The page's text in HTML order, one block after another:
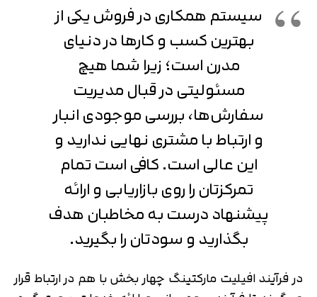
سیستم همکاری در فروش یکی از
بهترین کسب و کارها در دنیای
مدرن است؛ زیرا شما هیچ
مسئولیتی در قبال مدیریت
سفارش‌ها، بررسی موجودی انبار
و ارتباط با مشتری نهایی ندارید و
این عالی است. کافی است تمام
تمرکزتان را روی بازاریابی و ارائه
پیشنهاد درست به مخاطبان هدف
بگذارید و سودتان را بگیرید.
در فرآیند افیلیت مارکتینگ چهار بخش با هم در ارتباط قرار